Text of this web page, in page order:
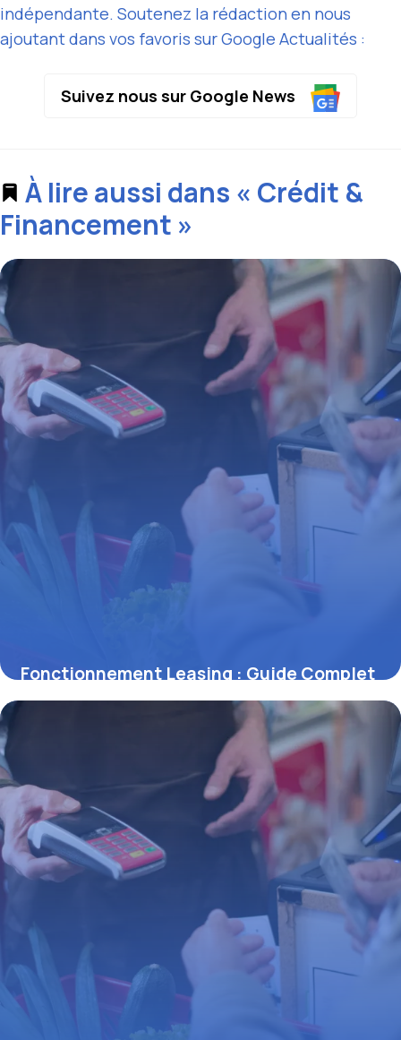
indépendante. Soutenez la rédaction en nous
ajoutant dans vos favoris sur Google Actualités :
Suivez nous sur Google News
À lire aussi dans « Crédit &
Financement »
Fonctionnement Leasing : Guide Complet
2026